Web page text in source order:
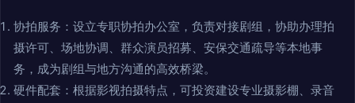
协拍服务：设立专职协拍办公室，负责对接剧组，协助办理拍
摄许可、场地协调、群众演员招募、安保交通疏导等本地事
务，成为剧组与地方沟通的高效桥梁。
硬件配套：根据影视拍摄特点，可投资建设专业摄影棚、录音